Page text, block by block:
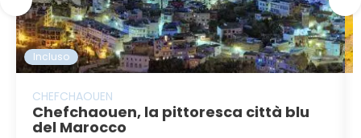
Incluso
CHEFCHAOUEN
Chefchaouen, la pittoresca città blu
del Marocco